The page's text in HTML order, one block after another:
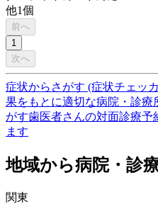
他1個
前へ
1
次へ
症状からさがす (症状チェッ
果をもとに適切な病院・診療
がす歯医者さんの対面診療予
ます
地域から病院・診
関東